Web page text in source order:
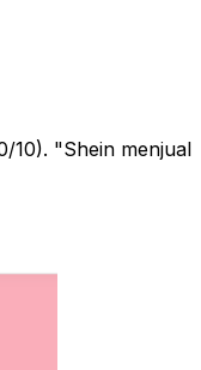
10). "Shein menjual